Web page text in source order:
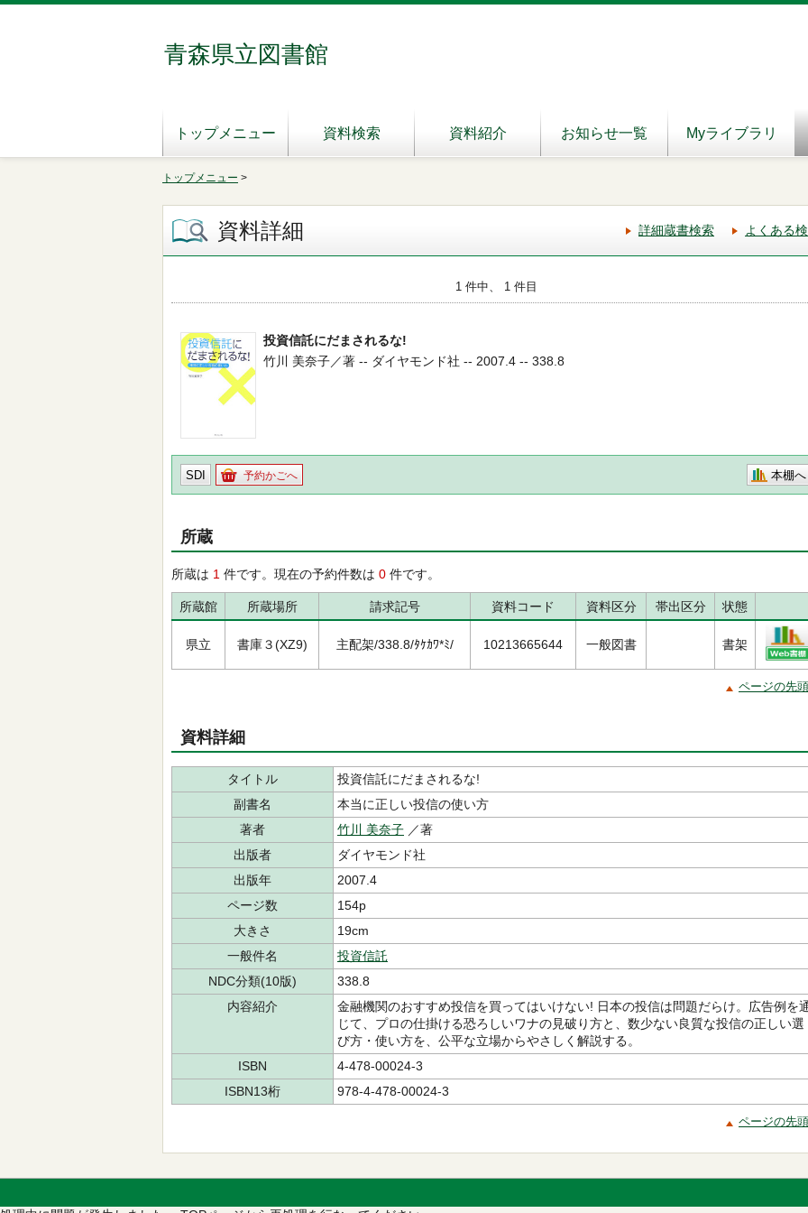
青森県立図書館
トップメニュー 資料検索 資料紹介 お知らせ一覧 Myライブラリ
トップメニュー >
資料詳細 詳細蔵書検索 よくある
1 件中、 1 件目
投資信託にだまされるな!
竹川 美奈子／著 -- ダイヤモンド社 -- 2007.4 -- 338.8
SDI 予約かごへ 本棚へ
所蔵
所蔵は 1 件です。現在の予約件数は 0 件です。
所蔵館 所蔵場所 請求記号 資料コード 資料区分 帯出区分 状態
県立 書庫３(XZ9) 主配架/338.8/ﾀｹｶﾜ*ﾐ/ 10213665644 一般図書 書架
ページの先
資料詳細
タイトル
投資信託にだまされるな!
副書名
本当に正しい投信の使い方
著者
竹川 美奈子 ／著
出版者
ダイヤモンド社
出版年
2007.4
ページ数
154p
大きさ
19cm
一般件名
投資信託
NDC分類(10版)
338.8
内容紹介
金融機関のおすすめ投信を買ってはいけない! 日本の投信は問題だらけ。広告例を
じて、プロの仕掛ける恐ろしいワナの見破り方と、数少ない良質な投信の正しい選
び方・使い方を、公平な立場からやさしく解説する。
ISBN
4-478-00024-3
ISBN13桁
978-4-478-00024-3
ページの先